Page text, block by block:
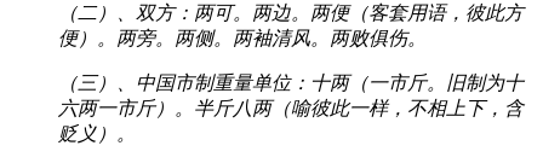
（二）、双方：两可。两边。两便（客套用语，彼此方
便）。两旁。两侧。两袖清风。两败俱伤。
（三）、中国市制重量单位：十两（一市斤。旧制为十
六两一市斤）。半斤八两（喻彼此一样，不相上下，含
贬义）。